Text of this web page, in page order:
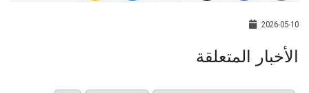
2026-05-10
الأخبار المتعلقة